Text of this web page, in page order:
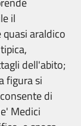
il
araldico
dell'abito;
figura si
di
Medici